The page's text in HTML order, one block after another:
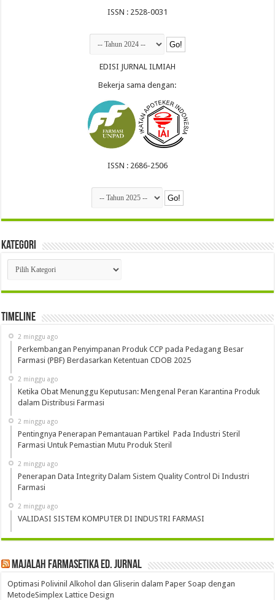
ISSN : 2528-0031
EDISI JURNAL ILMIAH
Bekerja sama dengan:
ISSN : 2686-2506
Kategori
Kategori
Timeline
2 minggu ago
Perkembangan Penyimpanan Produk CCP pada Pedagang Besar
Farmasi (PBF) Berdasarkan Ketentuan CDOB 2025
2 minggu ago
Ketika Obat Menunggu Keputusan: Mengenal Peran Karantina Produk
dalam Distribusi Farmasi
2 minggu ago
Pentingnya Penerapan Pemantauan Partikel Pada Industri Steril
Farmasi Untuk Pemastian Mutu Produk Steril
2 minggu ago
Penerapan Data Integrity Dalam Sistem Quality Control Di Industri
Farmasi
2 minggu ago
VALIDASI SISTEM KOMPUTER DI INDUSTRI FARMASI
Majalah Farmasetika Ed. Jurnal
Optimasi Polivinil Alkohol dan Gliserin dalam Paper Soap dengan
MetodeSimplex Lattice Design